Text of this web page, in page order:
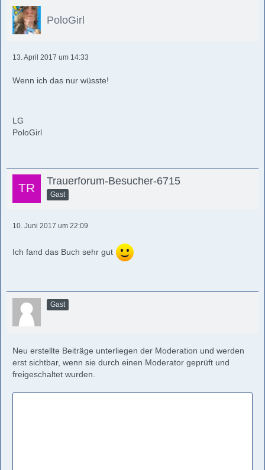
PoloGirl
13. April 2017 um 14:33
Wenn ich das nur wüsste!
LG
PoloGirl
Trauerforum-Besucher-6715
Gast
10. Juni 2017 um 22:09
Ich fand das Buch sehr gut
Gast
Neu erstellte Beiträge unterliegen der Moderation und werden
erst sichtbar, wenn sie durch einen Moderator geprüft und
freigeschaltet wurden.